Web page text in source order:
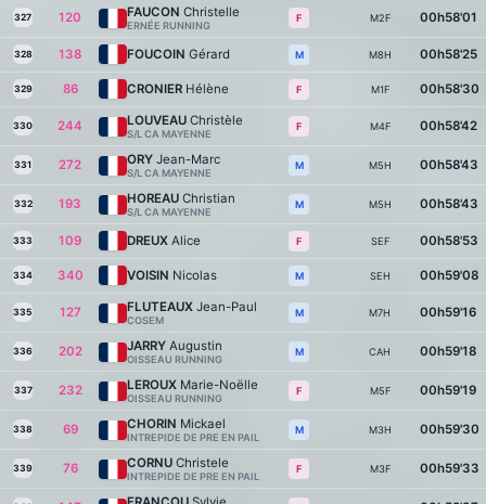
327 120 FAUCON Christelle
ERNÉE RUNNING
F M2F 00h58'01
328 138 FOUCOIN Gérard M M8H 00h58'25
329 86 CRONIER Hélène F M1F 00h58'30
330 244 LOUVEAU Christèle
S/L CA MAYENNE
F M4F 00h58'42
331 272 ORY Jean-Marc
S/L CA MAYENNE
M M5H 00h58'43
332 193 HOREAU Christian
S/L CA MAYENNE
M M5H 00h58'43
333 109 DREUX Alice F SEF 00h58'53
334 340 VOISIN Nicolas M SEH 00h59'08
335 127 FLUTEAUX Jean-Paul
COSEM
M M7H 00h59'16
336 202 JARRY Augustin
OISSEAU RUNNING
M CAH 00h59'18
337 232 LEROUX Marie-Noëlle
OISSEAU RUNNING
F M5F 00h59'19
338 69 CHORIN Mickael
INTREPIDE DE PRE EN PAIL
M M3H 00h59'30
339 76 CORNU Christele
INTREPIDE DE PRE EN PAIL
F M3F 00h59'33